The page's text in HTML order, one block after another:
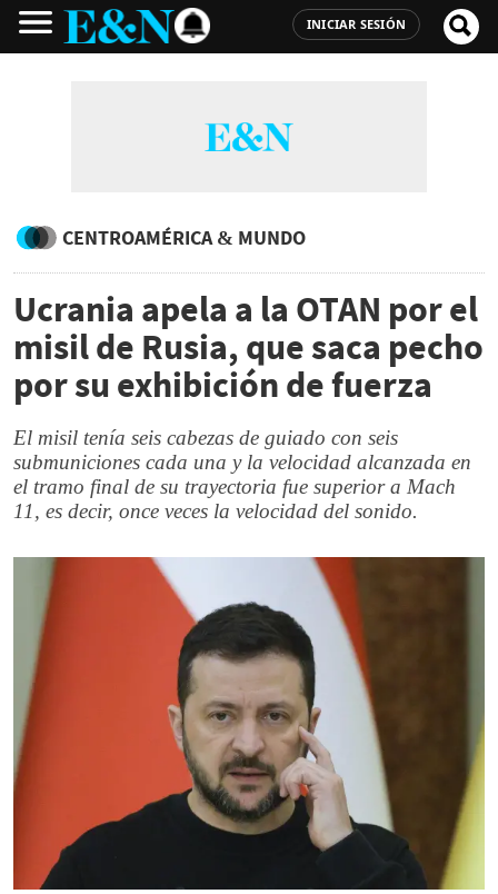
INICIAR SESIÓN
CENTROAMÉRICA & MUNDO
Ucrania apela a la OTAN por el
misil de Rusia, que saca pecho
por su exhibición de fuerza
El misil tenía seis cabezas de guiado con seis
submuniciones cada una y la velocidad alcanzada en
el tramo final de su trayectoria fue superior a Mach
11, es decir, once veces la velocidad del sonido.